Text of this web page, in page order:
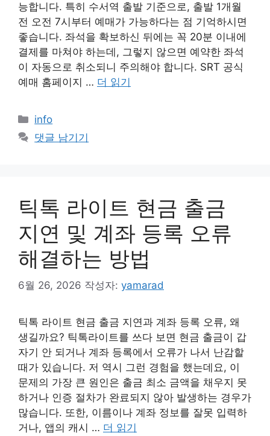
능합니다. 특히 수서역 출발 기준으로, 출발 1개월
전 오전 7시부터 예매가 가능하다는 점 기억하시면
좋습니다. 좌석을 확보하신 뒤에는 꼭 20분 이내에
결제를 마쳐야 하는데, 그렇지 않으면 예약한 좌석
이 자동으로 취소되니 주의해야 합니다. SRT 공식
예매 홈페이지 … 더 읽기
카
테
info
댓글 남기기
틱톡 라이트 현금 출금
지연 및 계좌 등록 오류
해결하는 방법
6월 26, 2026 작성자: yamarad
틱톡 라이트 현금 출금 지연과 계좌 등록 오류, 왜
생길까요? 틱톡라이트를 쓰다 보면 현금 출금이 갑
자기 안 되거나 계좌 등록에서 오류가 나서 난감할
때가 있습니다. 저 역시 그런 경험을 했는데요, 이
문제의 가장 큰 원인은 출금 최소 금액을 채우지 못
하거나 인증 절차가 완료되지 않아 발생하는 경우가
많습니다. 또한, 이름이나 계좌 정보를 잘못 입력하
거나, 앱의 캐시 … 더 읽기